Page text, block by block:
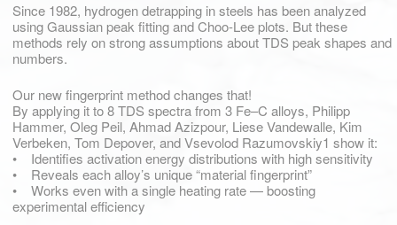
Since 1982, hydrogen detrapping in steels has been analyzed
using Gaussian peak fitting and Choo-Lee plots. But these
methods rely on strong assumptions about TDS peak shapes and
numbers.
Our new fingerprint method changes that!
By applying it to 8 TDS spectra from 3 Fe–C alloys, Philipp
Hammer, Oleg Peil, Ahmad Azizpour, Liese Vandewalle, Kim
Verbeken, Tom Depover, and Vsevolod Razumovskiy1 show it:
• Identifies activation energy distributions with high sensitivity
• Reveals each alloy’s unique “material fingerprint”
• Works even with a single heating rate — boosting
experimental efficiency